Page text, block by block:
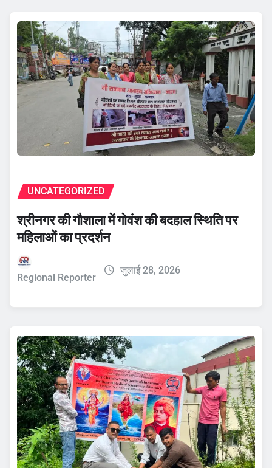
UNCATEGORIZED
श्रीनगर की गौशाला में गोवंश की बदहाल स्थिति पर
महिलाओं का प्रदर्शन
Regional Reporter
जुलाई 28, 2026